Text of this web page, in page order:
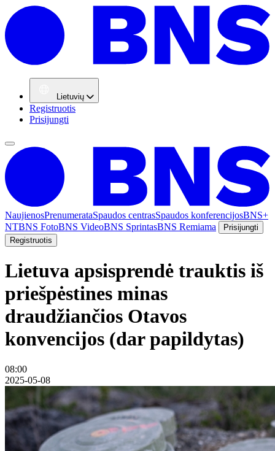
Lietuvių
Registruotis
Prisijungti
NaujienosPrenumerataSpaudos centrasSpaudos konferencijosBNS+
NTBNS FotoBNS VideoBNS SprintasBNS Remiama
Prisijungti
Registruotis
Lietuva apsisprendė trauktis iš
priešpėstines minas
draudžiančios Otavos
konvencijos (dar papildytas)
08:00
2025-05-08